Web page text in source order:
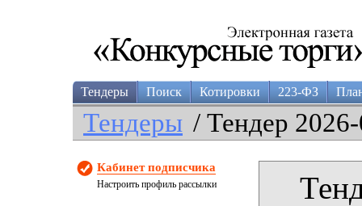
Тендеры Поиск Котировки 223-ФЗ
Тендеры / Тендер
Кабинет подписчика
Настроить профиль рассылки